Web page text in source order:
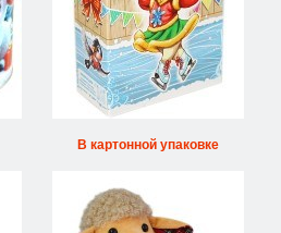
В картонной упаковке